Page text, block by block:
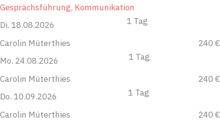
Gesprächsführung, Kommunikation
Di. 18.08.2026
1 Tag
Carolin Müterthies
240 €
Mo. 24.08.2026
1 Tag
Carolin Müterthies
240 €
Do. 10.09.2026
1 Tag
Carolin Müterthies
240 €